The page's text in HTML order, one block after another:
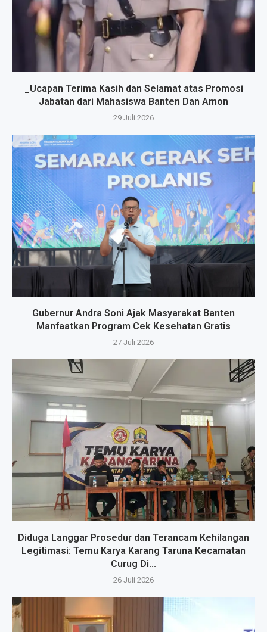
_Ucapan Terima Kasih dan Selamat atas Promosi
Jabatan dari Mahasiswa Banten Dan Amon
29 Juli 2026
Gubernur Andra Soni Ajak Masyarakat Banten
Manfaatkan Program Cek Kesehatan Gratis
27 Juli 2026
Diduga Langgar Prosedur dan Terancam Kehilangan
Legitimasi: Temu Karya Karang Taruna Kecamatan
Curug Di...
26 Juli 2026